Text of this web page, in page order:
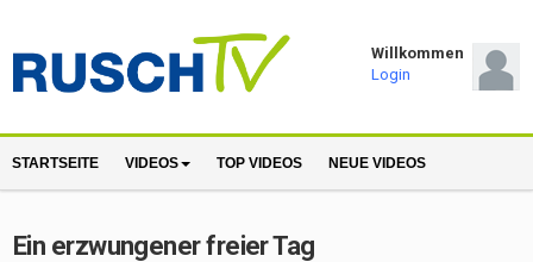
Willkommen
Login
STARTSEITE VIDEOS TOP VIDEOS NEUE VIDEOS
Ein erzwungener freier Tag